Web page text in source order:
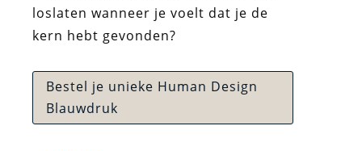
loslaten wanneer je voelt dat je de
kern hebt gevonden?
Bestel je unieke Human Design
Blauwdruk